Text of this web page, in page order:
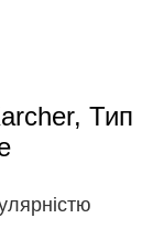
Тип